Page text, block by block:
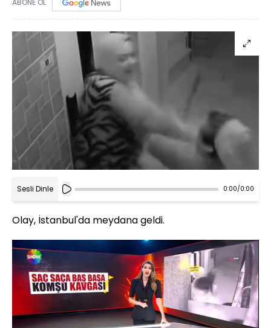
ABONE OL
Sesli Dinle 0:00/0:00
Olay, İstanbul'da meydana geldi.